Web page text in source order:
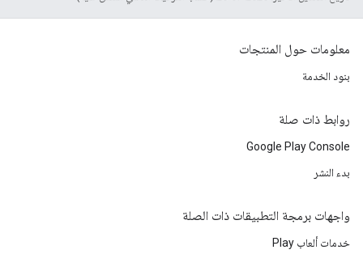
معلومات حول المنتجات
بنود الخدمة
روابط ذات صلة
Google Play Console
بدء النشر
واجهات برمجة التطبيقات ذات الصلة
خدمات ألعاب Play